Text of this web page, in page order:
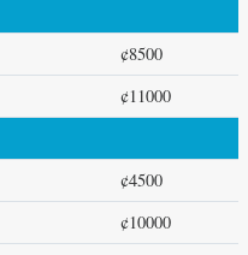
¢8500
¢11000
¢4500
¢10000